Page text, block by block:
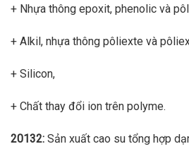
+ Nhựa thông epoxit, phenolic và
+ Alkil, nhựa thông pôliexte và
+ Silicon,
+ Chất thay đổi ion trên polyme.
20132: Sản xuất cao su tổng hợp